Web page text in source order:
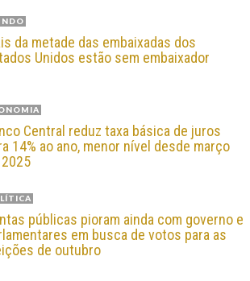
da metade das embaixadas dos
Unidos estão sem embaixador
Central reduz taxa básica de juros
14% ao ano, menor nível desde março
públicas pioram ainda com governo e
em busca de votos para as
de outubro